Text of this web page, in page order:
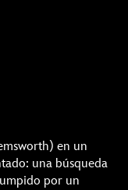
en un
una búsqueda
por un